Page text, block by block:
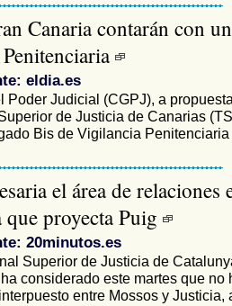
Canaria contarán con
eldia.es
Poder Judicial (CGPJ), a
de Justicia de Canarias
Bis de Vigilancia
el área de relaciones
proyecta Puig
20minutos.es
Superior de Justicia de
considerado este martes que no
entre Mossos y Justicia,